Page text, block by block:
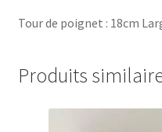
Tour de poignet : 18cm
Produits